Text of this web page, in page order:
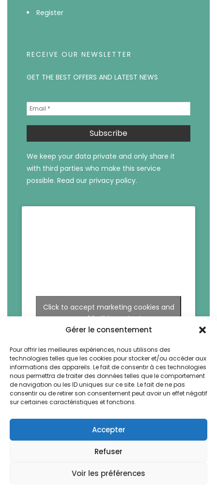
Gérer le consentement
Pour offrir les meilleures expériences, nous utilisons des
technologies telles que les cookies pour stocker et/ou accéder aux
informations des appareils. Le fait de consentir à ces technologies
nous permettra de traiter des données telles que le comportement
de navigation ou les ID uniques sur ce site. Le fait de ne pas
consentir ou de retirer son consentement peut avoir un effet négatif
sur certaines caractéristiques et fonctions.
Accepter
Refuser
Voir les préférences
Register
RECEIVE OUR NEWSLETTER
GET THE BEST OFFERS AND LATEST NEWS
We keep your data private and only share it
with third parties who make this service
possible. Read our privacy policy.
Click to accept marketing cookies and
enable this content
La Bruyere by Vegetal. All rights reserved -